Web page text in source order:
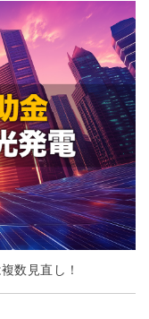
数見直し！